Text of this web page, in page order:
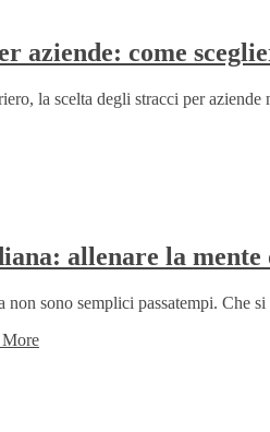
aziende: come
la scelta degli stracci per
allenare la mente
sono semplici passatempi. Che
More